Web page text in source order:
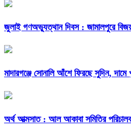
জুলাই গণঅভ্যুত্থান দিবস : জামালপুরে
মাদারগঞ্জে সোনালি আঁশে ফিরছে সুদিন,
অর্থ আত্মসাত : আল আকাবা সমিতির